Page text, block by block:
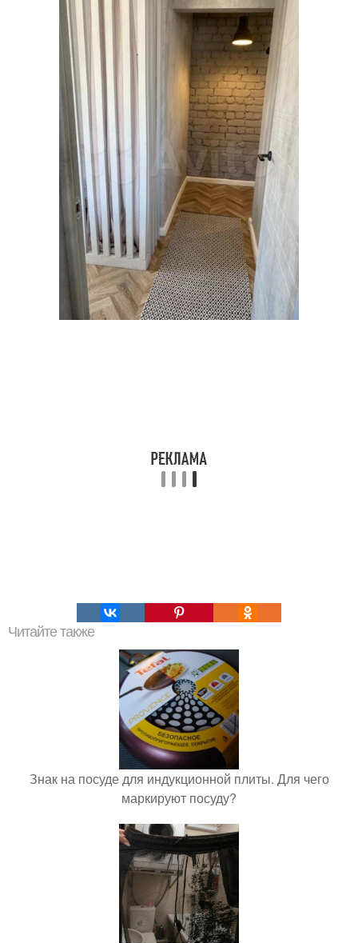
Читайте также
Знак на посуде для индукционной плиты. Для чего
маркируют посуду?